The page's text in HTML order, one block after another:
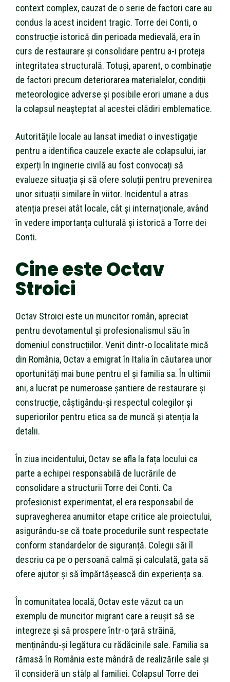
context complex, cauzat de o serie de factori care au
condus la acest incident tragic. Torre dei Conti, o
construcție istorică din perioada medievală, era în
curs de restaurare și consolidare pentru a-i proteja
integritatea structurală. Totuși, aparent, o combinație
de factori precum deteriorarea materialelor, condiții
meteorologice adverse și posibile erori umane a dus
la colapsul neașteptat al acestei clădiri emblematice.
Autoritățile locale au lansat imediat o investigație
pentru a identifica cauzele exacte ale colapsului, iar
experți în inginerie civilă au fost convocați să
evalueze situația și să ofere soluții pentru prevenirea
unor situații similare în viitor. Incidentul a atras
atenția presei atât locale, cât și internaționale, având
în vedere importanța culturală și istorică a Torre dei
Conti.
Cine este Octav
Stroici
Octav Stroici este un muncitor român, apreciat
pentru devotamentul și profesionalismul său în
domeniul construcțiilor. Venit dintr-o localitate mică
din România, Octav a emigrat în Italia în căutarea unor
oportunități mai bune pentru el și familia sa. În ultimii
ani, a lucrat pe numeroase șantiere de restaurare și
construcție, câștigându-și respectul colegilor și
superiorilor pentru etica sa de muncă și atenția la
detalii.
În ziua incidentului, Octav se afla la fața locului ca
parte a echipei responsabilă de lucrările de
consolidare a structurii Torre dei Conti. Ca
profesionist experimentat, el era responsabil de
supravegherea anumitor etape critice ale proiectului,
asigurându-se că toate procedurile sunt respectate
conform standardelor de siguranță. Colegii săi îl
descriu ca pe o persoană calmă și calculată, gata să
ofere ajutor și să împărtășească din experiența sa.
În comunitatea locală, Octav este văzut ca un
exemplu de muncitor migrant care a reușit să se
integreze și să prospere într-o țară străină,
menținându-și legătura cu rădăcinile sale. Familia sa
rămasă în România este mândră de realizările sale și
îl consideră un stâlp al familiei. Colapsul Torre dei